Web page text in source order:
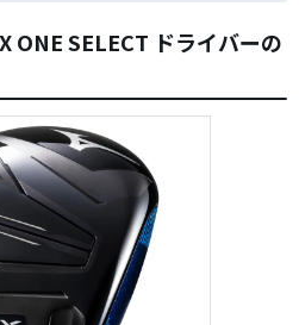
ONE SELECT ドライバーの